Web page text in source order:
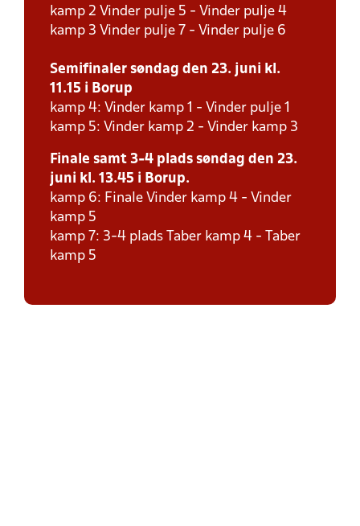
kamp 2 Vinder pulje 5 - Vinder pulje 4
kamp 3 Vinder pulje 7 - Vinder pulje 6
Semifinaler søndag den 23. juni kl.
11.15 i Borup
kamp 4: Vinder kamp 1 - Vinder pulje 1
kamp 5: Vinder kamp 2 - Vinder kamp 3
Finale samt 3-4 plads søndag den 23.
juni kl. 13.45 i Borup.
kamp 6: Finale Vinder kamp 4 - Vinder
kamp 5
kamp 7: 3-4 plads Taber kamp 4 - Taber
kamp 5